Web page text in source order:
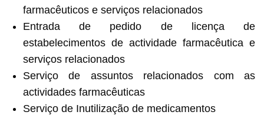
farmacêuticos e serviços relacionados
Entrada de pedido de licença de
estabelecimentos de actividade farmacêutica e
serviços relacionados
Serviço de assuntos relacionados com as
actividades farmacêuticas
Serviço de Inutilização de medicamentos